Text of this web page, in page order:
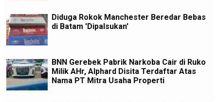
Diduga Rokok Manchester Beredar Bebas
di Batam 'Dipalsukan'
BNN Gerebek Pabrik Narkoba Cair di Ruko
Milik AHr, Alphard Disita Terdaftar Atas
Nama PT Mitra Usaha Properti